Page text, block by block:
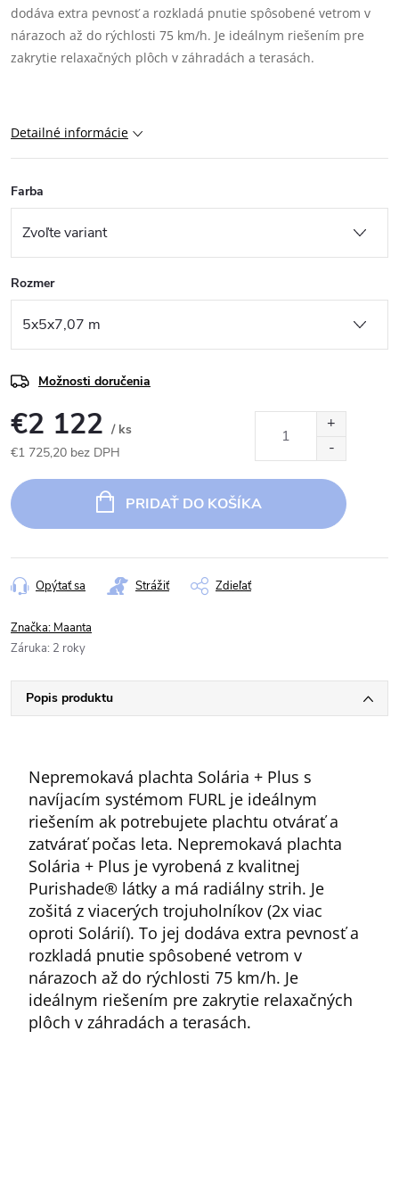
dodáva extra pevnosť a rozkladá pnutie spôsobené vetrom v
nárazoch až do rýchlosti 75 km/h. Je ideálnym riešením pre
zakrytie relaxačných plôch v záhradách a terasách.
Detailné informácie
Farba
Rozmer
Možnosti doručenia
€2 122 / ks
€1 725,20 bez DPH
cena:
PRIDAŤ DO KOŠÍKA
Opýtať sa Strážiť Zdieľať
Značka: Maanta
Záruka: 2 roky
Popis produktu
Nepremokavá plachta Solária + Plus s
navíjacím systémom FURL je ideálnym
riešením ak potrebujete plachtu otvárať a
zatvárať počas leta. Nepremokavá plachta
Solária + Plus je vyrobená z kvalitnej
Purishade® látky a má radiálny strih. Je
zošitá z viacerých trojuholníkov (2x viac
oproti Solárií). To jej dodáva extra pevnosť a
rozkladá pnutie spôsobené vetrom v
nárazoch až do rýchlosti 75 km/h. Je
ideálnym riešením pre zakrytie relaxačných
plôch v záhradách a terasách.